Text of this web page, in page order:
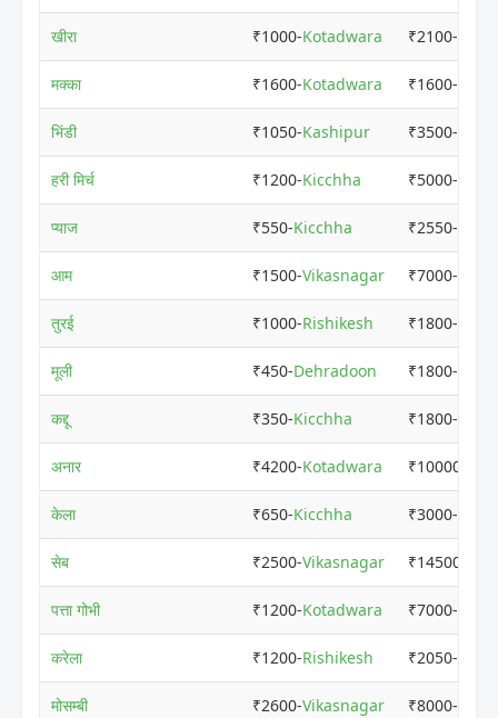
खीरा ₹1000-Kotadwara ₹2100-
मक्का ₹1600-Kotadwara ₹1600-
भिंडी ₹1050-Kashipur ₹3500-
हरी मिर्च ₹1200-Kicchha ₹5000-
प्याज ₹550-Kicchha ₹2550-
आम ₹1500-Vikasnagar ₹7000-
तुरई ₹1000-Rishikesh ₹1800-
मूली ₹450-Dehradoon ₹1800-
कद्दू ₹350-Kicchha ₹1800-
अनार ₹4200-Kotadwara ₹10000-
केला ₹650-Kicchha ₹3000-
सेब ₹2500-Vikasnagar ₹14500-
पत्ता गोभी ₹1200-Kotadwara ₹7000-
करेला ₹1200-Rishikesh ₹2050-
मोसम्बी ₹2600-Vikasnagar ₹8000-